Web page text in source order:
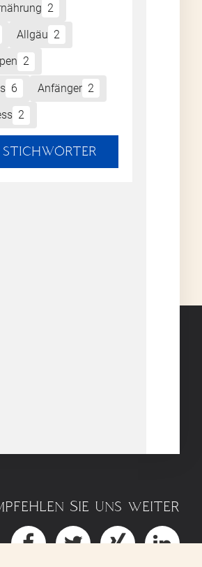
2
Allgäu 2
2
6 Anfänger 2
2
STICHWÖRTER
Sie uns weiter